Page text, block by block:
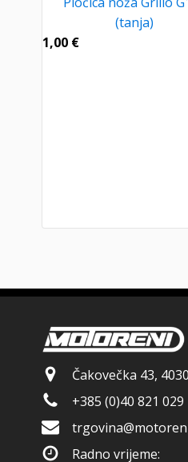
(tanja)
1,00 €
Čakovečka 43,
+385 (0)40 821 029
Radno vrijeme: